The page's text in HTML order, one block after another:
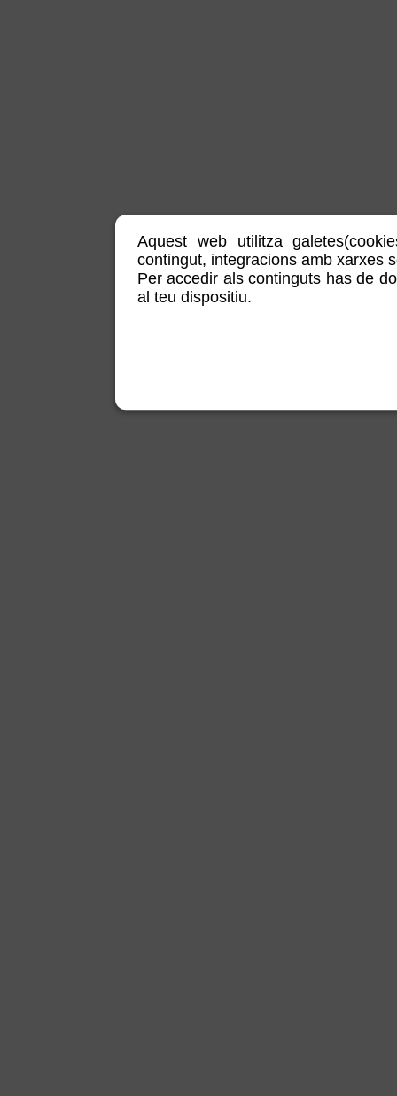
Aquest web utilitza
contingut, integracions amb xarxes
Per accedir als continguts has de
al teu dispositiu.